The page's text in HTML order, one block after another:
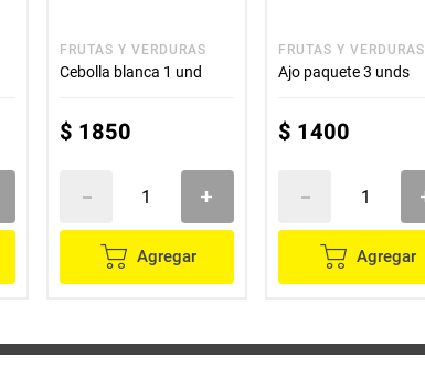
FRUTAS Y VERDURAS
Cebolla blanca 1 und
$ 1850
Agregar
FRUTAS Y VERDURAS
Ajo paquete 3 unds
$ 1400
Agregar